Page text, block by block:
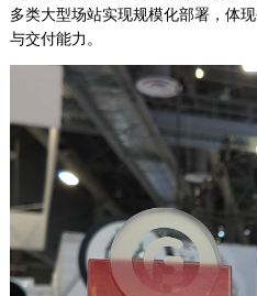
多类大型场站实现规模化部署，体
与交付能力。